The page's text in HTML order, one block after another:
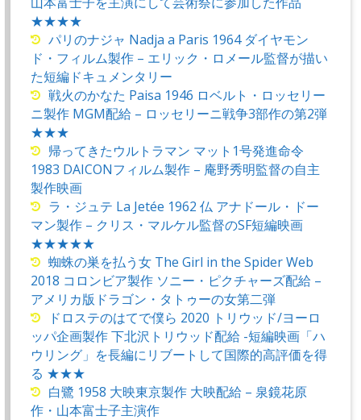
★★★★
パリのナジャ Nadja a Paris 1964 ダイヤモン
ド・フィルム製作 – エリック・ロメール監督が描い
た短編ドキュメンタリー
戦火のかなた Paisa 1946 ロベルト・ロッセリー
ニ製作 MGM配給 – ロッセリーニ戦争3部作の第2弾
★★★
帰ってきたウルトラマン マット1号発進命令
1983 DAICONフィルム製作 – 庵野秀明監督の自主
製作映画
ラ・ジュテ La Jetée 1962 仏 アナドール・ドー
マン製作 – クリス・マルケル監督のSF短編映画
★★★★★
蜘蛛の巣を払う女 The Girl in the Spider Web
2018 コロンビア製作 ソニー・ピクチャーズ配給 –
アメリカ版ドラゴン・タトゥーの女第二弾
ドロステのはてで僕ら 2020 トリウッド/ヨーロ
ッパ企画製作 下北沢トリウッド配給 -短編映画「ハ
ウリング」を長編にリブートして国際的高評価を得
る ★★★
白鷺 1958 大映東京製作 大映配給 – 泉鏡花原
作・山本富士子主演作